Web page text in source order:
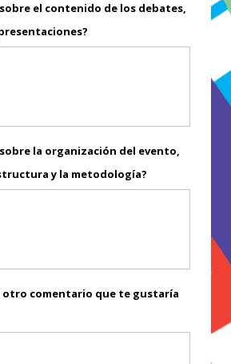
el contenido de los debates,
sobre la organización del evento,
y la metodología?
otro comentario que te gustaría